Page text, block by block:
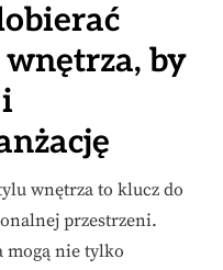
by
wnętrza to klucz do
przestrzeni.
mogą nie tylko